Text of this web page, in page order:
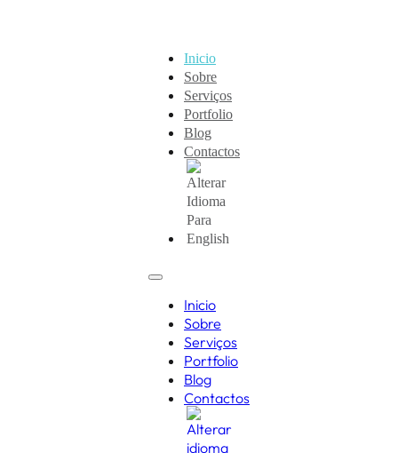
Inicio
Sobre
Serviços
Portfolio
Blog
Contactos
Inicio
Sobre
Serviços
Portfolio
Blog
Contactos